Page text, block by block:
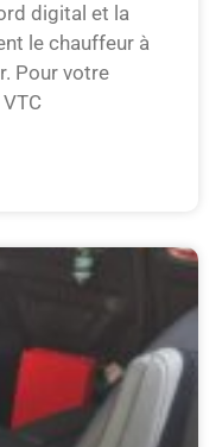
digital et la
le chauffeur à
Pour votre